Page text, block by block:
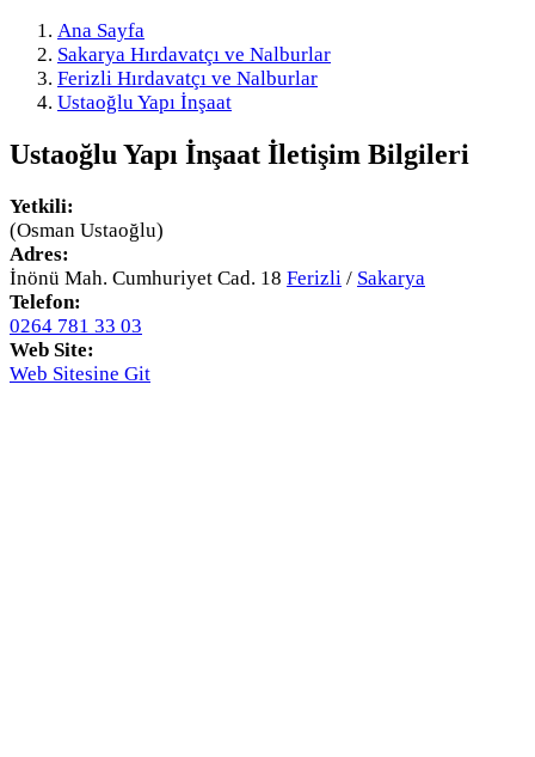
Ana Sayfa
Sakarya Hırdavatçı ve Nalburlar
Ferizli Hırdavatçı ve Nalburlar
Ustaoğlu Yapı İnşaat
Ustaoğlu Yapı İnşaat İletişim Bilgileri
Yetkili:
(Osman Ustaoğlu)
Adres:
İnönü Mah. Cumhuriyet Cad. 18 Ferizli / Sakarya
Telefon:
0264 781 33 03
Web Site:
Web Sitesine Git